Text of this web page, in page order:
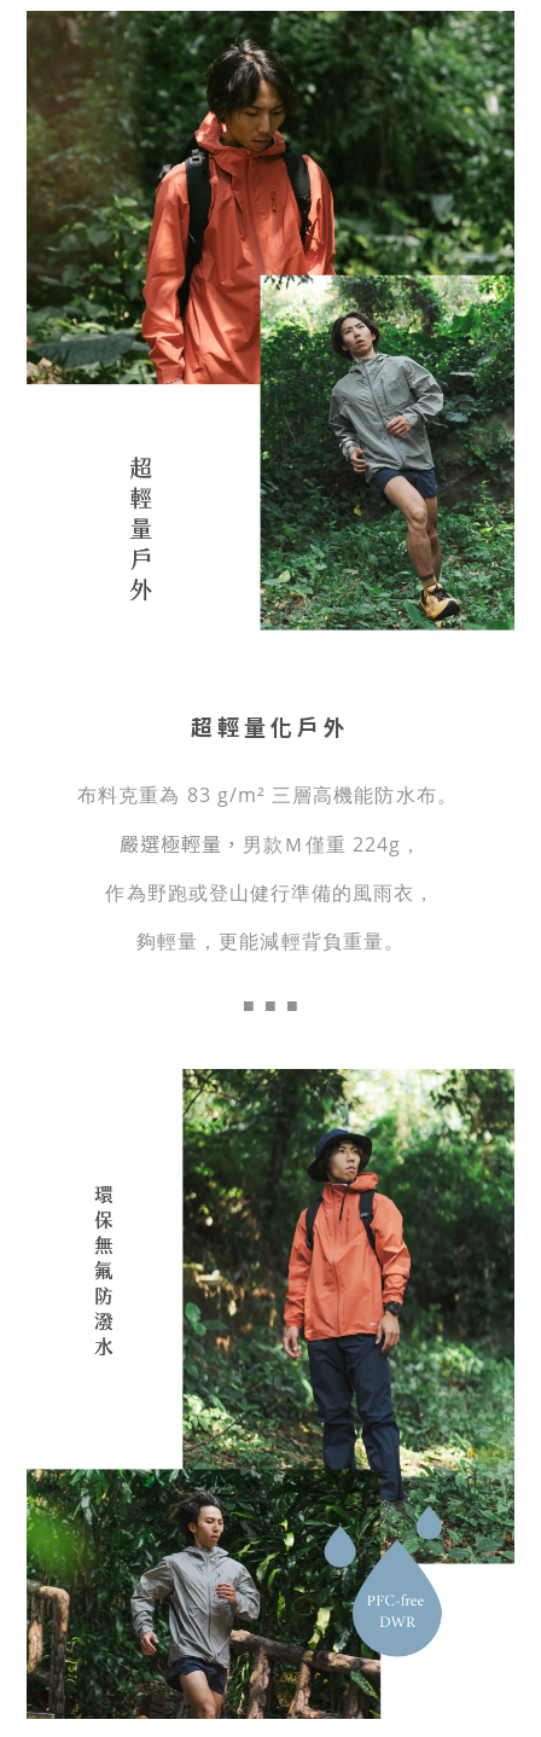
超輕量化戶外
布料克重為 83 g/m² 三層高機能防水布。
嚴選極輕量， 男款Ｍ僅重 224g，
作為野跑或登山健行準備的風雨衣，
夠輕量，更能減輕背負重量。
■ ■ ■